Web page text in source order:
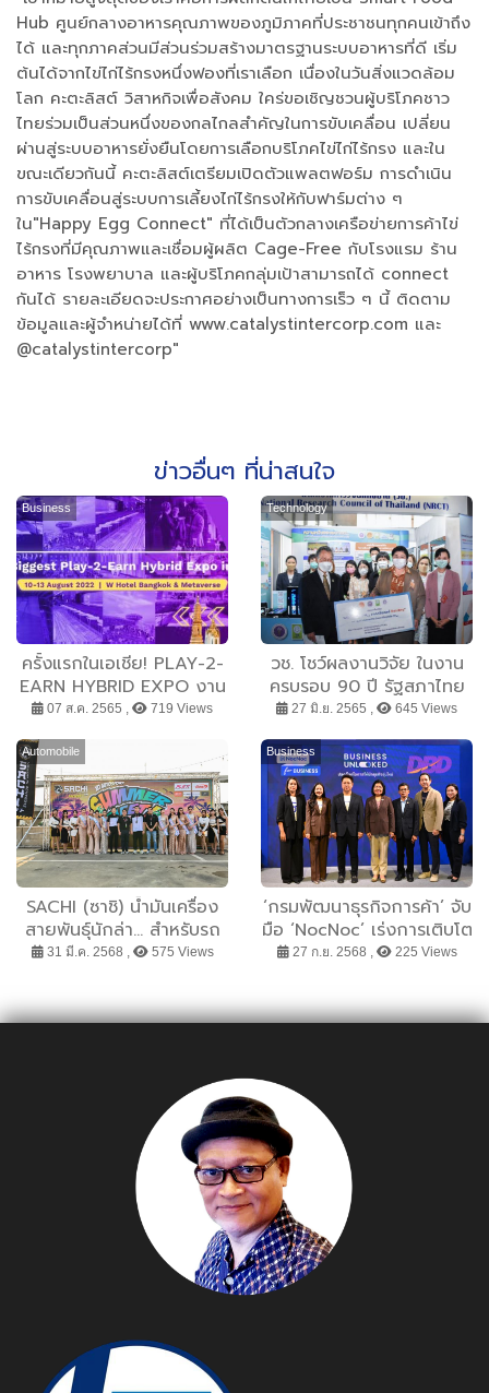
Hub ศูนย์กลางอาหารคุณภาพของภูมิภาคที่ประชาชนทุกคนเข้าถึง
ได้ และทุกภาคส่วนมีส่วนร่วมสร้างมาตรฐานระบบอาหารที่ดี เริ่ม
ต้นได้จากไข่ไก่ไร้กรงหนึ่งฟองที่เราเลือก เนื่องในวันสิ่งแวดล้อม
โลก คะตะลิสต์ วิสาหกิจเพื่อสังคม ใคร่ขอเชิญชวนผู้บริโภคชาว
ไทยร่วมเป็นส่วนหนึ่งของกลไกลสำคัญในการขับเคลื่อน เปลี่ยน
ผ่านสู่ระบบอาหารยั่งยืนโดยการเลือกบริโภคไข่ไก่ไร้กรง และใน
ขณะเดียวกันนี้ คะตะลิสต์เตรียมเปิดตัวแพลตฟอร์ม การดำเนิน
การขับเคลื่อนสู่ระบบการเลี้ยงไก่ไร้กรงให้กับฟาร์มต่าง ๆ
ใน"Happy Egg Connect" ที่ได้เป็นตัวกลางเครือข่ายการค้าไข่
ไร้กรงที่มีคุณภาพและเชื่อมผู้ผลิต Cage-Free กับโรงแรม ร้าน
อาหาร โรงพยาบาล และผู้บริโภคกลุ่มเป้าสามารถได้ connect
กันได้ รายละเอียดจะประกาศอย่างเป็นทางการเร็ว ๆ นี้ ติดตาม
ข้อมูลและผู้จำหน่ายได้ที่ www.catalystintercorp.com และ
@catalystintercorp"
ข่าวอื่นๆ ที่น่าสนใจ
Business
ครั้งแรกในเอเชีย! PLAY-2-
EARN HYBRID EXPO งาน
รวมตัวสุดยอดองค์กรและนัก
พัฒนาตัวท็อปจากแวดวง
P2E INDUSTRY ที่ใหญ่ที่สุด
07 ส.ค. 2565 , 719 Views
Technology
วช. โชว์ผลงานวิจัย ในงาน
ครบรอบ 90 ปี รัฐสภาไทย
27 มิ.ย. 2565 , 645 Views
Automobile
SACHI (ซาชิ) น้ำมันเครื่อง
สายพันธุ์นักล่า… สำหรับรถ
บ้านสายซิ่งตัวจริง บุกไทย
31 มี.ค. 2568 , 575 Views
Business
‘กรมพัฒนาธุรกิจการค้า’ จับ
มือ ‘NocNoc’ เร่งการเติบโต
ธุรกิจ SMEs
27 ก.ย. 2568 , 225 Views